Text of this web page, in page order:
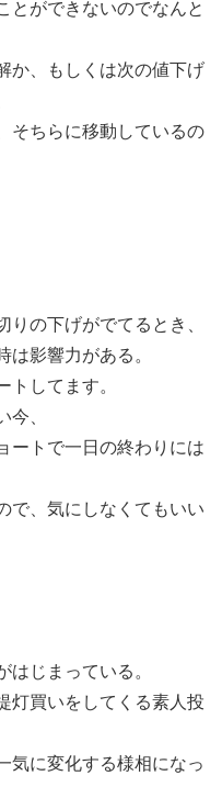
とができないのでなんと
か、もしくは次の値下げ
そちらに移動しているの
の下げがでてるとき、
は影響力がある。
トしてます。
今、
ートで一日の終わりには
で、気にしなくてもいい
じまっている。
灯買いをしてくる素人投
気に変化する様相になっ